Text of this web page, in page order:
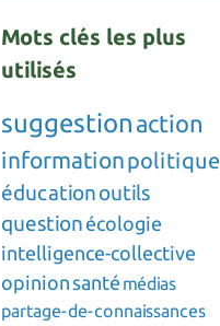
Mots clés les plus
utilisés
suggestion action
informationpolitique
éducationoutils
question écologie
intelligence-collective
opinion santé médias
partage-de-connaissances